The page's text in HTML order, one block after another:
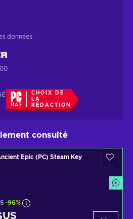
données
CHOIX DE
LA
RÉDACTION
consulté
Epic (PC) Steam Key
-96%